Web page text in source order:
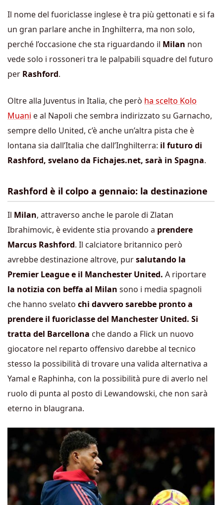
Il nome del fuoriclasse inglese è tra più gettonati e si fa
un gran parlare anche in Inghilterra, ma non solo,
perché l’occasione che sta riguardando il Milan non
vede solo i rossoneri tra le palpabili squadre del futuro
per Rashford.
Oltre alla Juventus in Italia, che però ha scelto Kolo
Muani e al Napoli che sembra indirizzato su Garnacho,
sempre dello United, c’è anche un’altra pista che è
lontana sia dall’Italia che dall’Inghilterra: il futuro di
Rashford, svelano da Fichajes.net, sarà in Spagna.
Rashford è il colpo a gennaio: la destinazione
Il Milan, attraverso anche le parole di Zlatan
Ibrahimovic, è evidente stia provando a prendere
Marcus Rashford. Il calciatore britannico però
avrebbe destinazione altrove, pursalutando la
Premier League e il Manchester United. A riportare
la notizia con beffa al Milan sono i media spagnoli
che hanno svelato chi davvero sarebbe pronto a
prendere il fuoriclasse del Manchester United. Si
tratta del Barcellona che dando a Flick un nuovo
giocatore nel reparto offensivo darebbe al tecnico
stesso la possibilità di trovare una valida alternativa a
Yamal e Raphinha, con la possibilità pure di averlo nel
ruolo di punta al posto di Lewandowski, che non sarà
eterno in blaugrana.